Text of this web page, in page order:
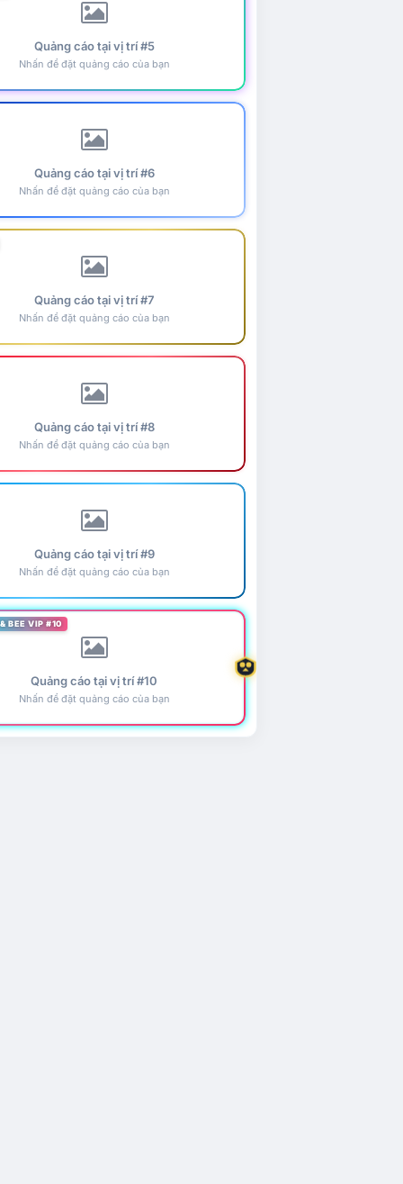
Quảng cáo tại vị trí #5
Nhấn để đặt quảng cáo của bạn
Quảng cáo tại vị trí #6
Nhấn để đặt quảng cáo của bạn
Quảng cáo tại vị trí #7
Nhấn để đặt quảng cáo của bạn
Quảng cáo tại vị trí #8
Nhấn để đặt quảng cáo của bạn
Quảng cáo tại vị trí #9
Nhấn để đặt quảng cáo của bạn
BEE VIP #10
Quảng cáo tại vị trí #10
Nhấn để đặt quảng cáo của bạn